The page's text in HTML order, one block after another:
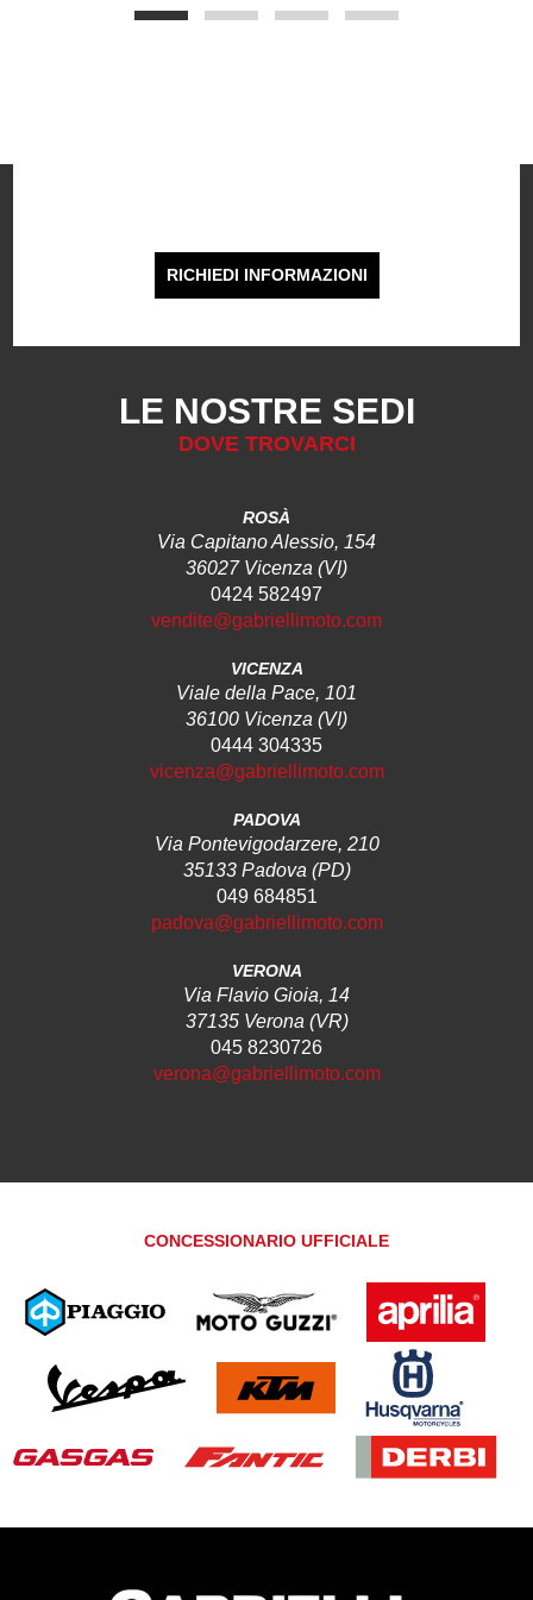
RICHIEDI INFORMAZIONI
LE NOSTRE SEDI
DOVE TROVARCI
ROSÀ
Via Capitano Alessio, 154
36027 Vicenza (VI)
0424 582497
vendite@gabriellimoto.com
VICENZA
Viale della Pace, 101
36100 Vicenza (VI)
0444 304335
vicenza@gabriellimoto.com
PADOVA
Via Pontevigodarzere, 210
35133 Padova (PD)
049 684851
padova@gabriellimoto.com
VERONA
Via Flavio Gioia, 14
37135 Verona (VR)
045 8230726
verona@gabriellimoto.com
CONCESSIONARIO UFFICIALE